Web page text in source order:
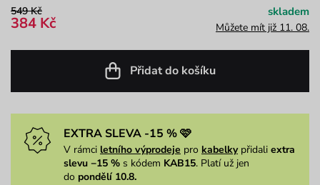
549 Kč
384 Kč
skladem
Můžete mít již 11. 08.
Přidat do košíku
EXTRA SLEVA -15 % 🩷
V rámci letního výprodeje pro kabelkypřidali extra
slevu −15 % s kódem KAB15. Platí už jen
do pondělí 10.8.